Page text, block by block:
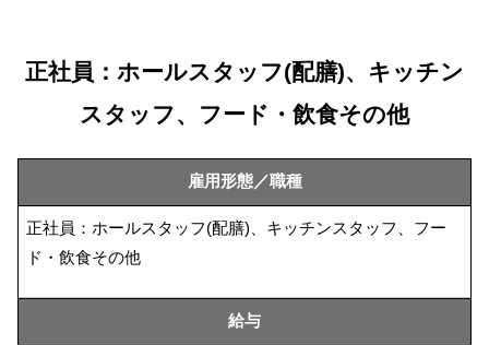
正社員：ホールスタッフ(配膳)、キッチン
スタッフ、フード・飲食その他
雇用形態／職種
正社員：ホールスタッフ(配膳)、キッチンスタッフ、フー
ド・飲食その他
給与